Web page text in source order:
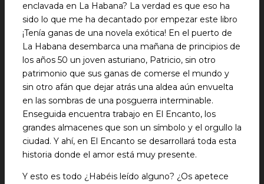
enclavada en La Habana? La verdad es que eso ha
sido lo que me ha decantado por empezar este libro
¡Tenía ganas de una novela exótica! En el puerto de
La Habana desembarca una mañana de principios de
los años 50 un joven asturiano, Patricio, sin otro
patrimonio que sus ganas de comerse el mundo y
sin otro afán que dejar atrás una aldea aún envuelta
en las sombras de una posguerra interminable.
Enseguida encuentra trabajo en El Encanto, los
grandes almacenes que son un símbolo y el orgullo la
ciudad. Y ahí, en El Encanto se desarrollará toda esta
historia donde el amor está muy presente.
Y esto es todo ¿Habéis leído alguno? ¿Os apetece